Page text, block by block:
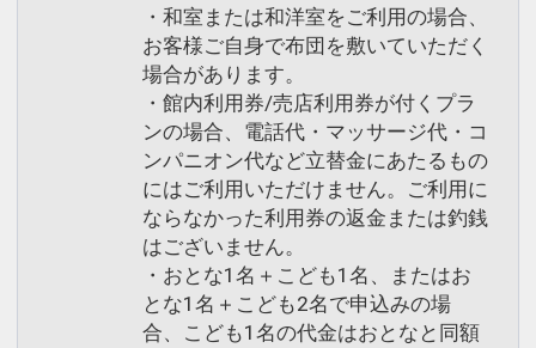
・和室または和洋室をご利用の場合、
お客様ご自身で布団を敷いていただく
場合があります。
・館内利用券/売店利用券が付くプラ
ンの場合、電話代・マッサージ代・コ
ンパニオン代など立替金にあたるもの
にはご利用いただけません。ご利用に
ならなかった利用券の返金または釣銭
はございません。
・おとな1名＋こども1名、またはお
とな1名＋こども2名で申込みの場
合、こども1名の代金はおとなと同額